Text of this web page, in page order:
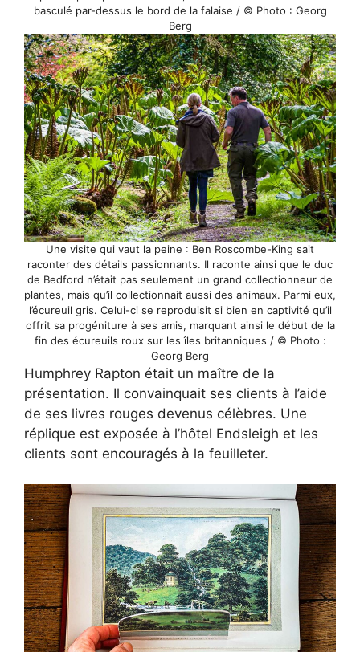
basculé par-dessus le bord de la falaise / © Photo : Georg
Berg
Une visite qui vaut la peine : Ben Roscombe-King sait
raconter des détails passionnants. Il raconte ainsi que le duc
de Bedford n’était pas seulement un grand collectionneur de
plantes, mais qu’il collectionnait aussi des animaux. Parmi eux,
l’écureuil gris. Celui-ci se reproduisit si bien en captivité qu’il
offrit sa progéniture à ses amis, marquant ainsi le début de la
fin des écureuils roux sur les îles britanniques / © Photo :
Georg Berg
Humphrey Rapton était un maître de la
présentation. Il convainquait ses clients à l’aide
de ses livres rouges devenus célèbres. Une
réplique est exposée à l’hôtel Endsleigh et les
clients sont encouragés à la feuilleter.